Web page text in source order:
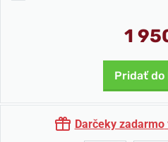
1
Pridať do
Darčeky zadarmo